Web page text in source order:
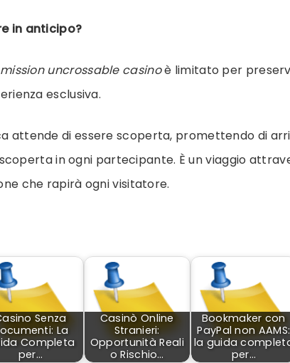
in anticipo?
mission uncrossable casinoè limitato per
esclusiva.
attende di essere scoperta, promettendo di
in ogni partecipante. È un viaggio
che rapirà ogni visitatore.
Senza
La
Completa
per…
Casinò Online
Stranieri:
Opportunità Reali
o Rischio…
Bookmaker con
PayPal non AAMS:
la guida
per…